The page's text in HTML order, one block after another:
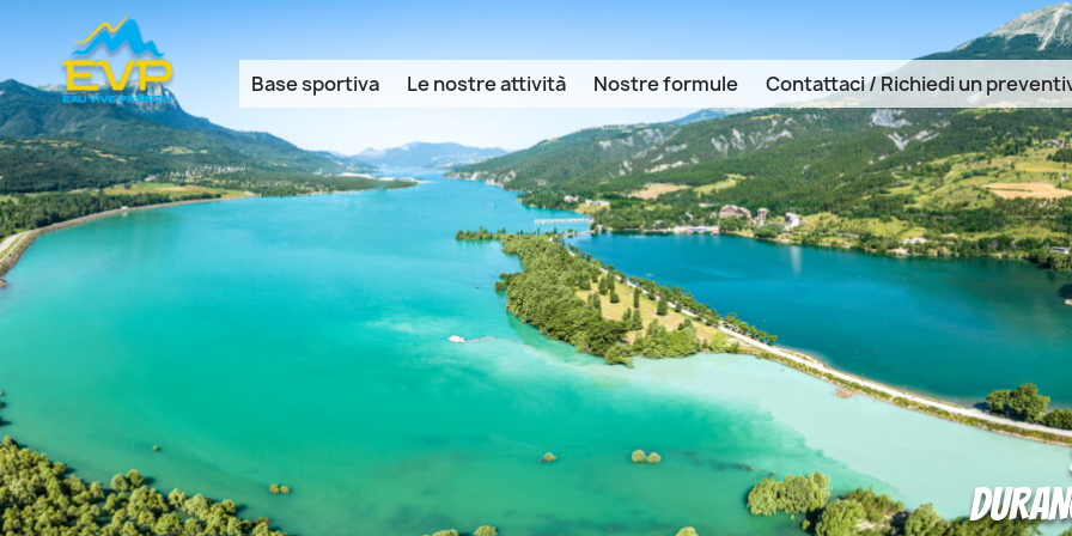
Base sportiva Le nostre attività Nostre formule Contattaci / Richiedi un
Cookies management panel